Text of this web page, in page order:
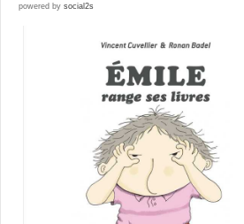
powered by social2s